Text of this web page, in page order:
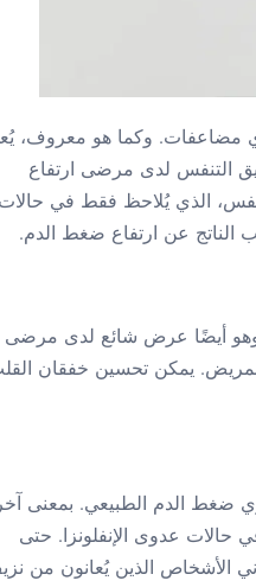
وكما هو معروف،
التنفس لدى مرضى ارتفاع
الذي يُلاحظ فقط في حالات
الناتج عن ارتفاع ضغط الدم.
وهو أيضًا عرض شائع لدى مرضى
يمكن تحسين خفقان
ضغط الدم الطبيعي. بمعنى
عدوى الإنفلونزا. حتى
الأشخاص الذين يُعانون من